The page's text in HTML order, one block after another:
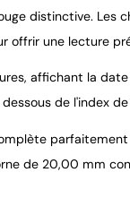
distinctive. Les
offrir une lecture
affichant la
de l'index de
de 20,00 mm